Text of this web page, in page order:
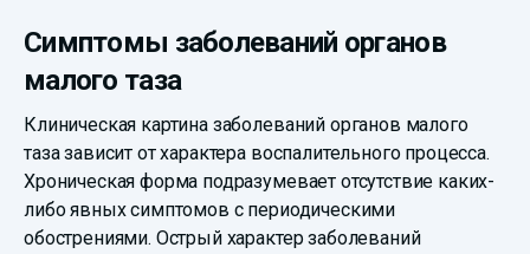
Симптомы заболеваний органов
малого таза
Клиническая картина заболеваний органов малого
таза зависит от характера воспалительного процесса.
Хроническая форма подразумевает отсутствие каких-
либо явных симптомов с периодическими
обострениями. Острый характер заболеваний